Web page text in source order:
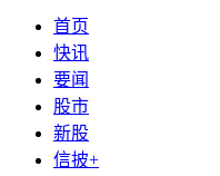
首页
快讯
要闻
股市
新股
信披+